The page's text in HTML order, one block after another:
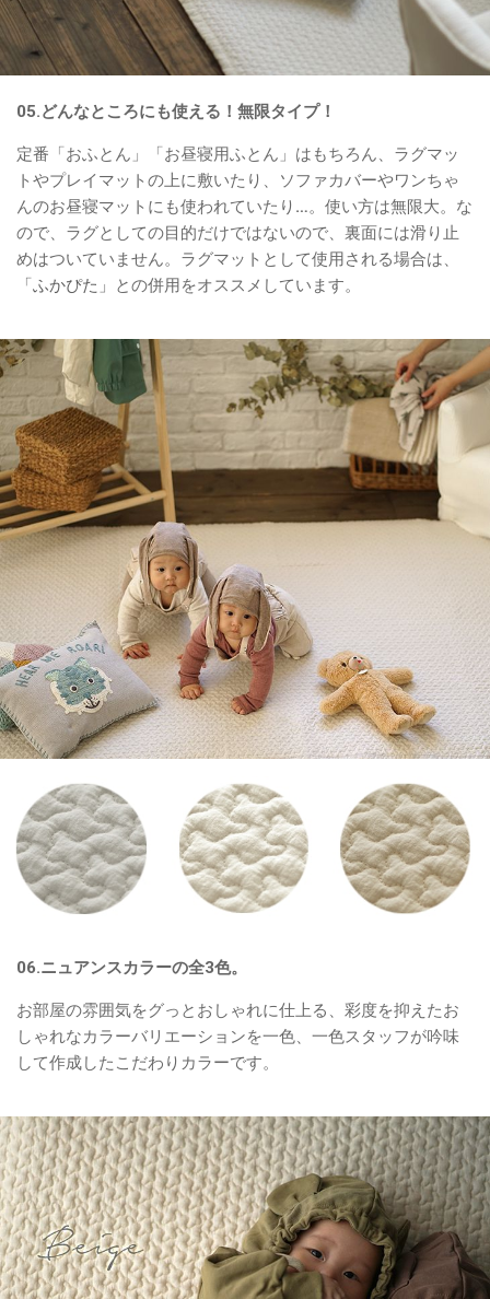
05.どんなところにも使える！無限タイプ！
定番「おふとん」「お昼寝用ふとん」はもちろん、ラグマッ
トやプレイマットの上に敷いたり、ソファカバーやワンちゃ
んのお昼寝マットにも使われていたり…。使い方は無限大。な
ので、ラグとしての目的だけではないので、裏面には滑り止
めはついていません。ラグマットとして使用される場合は、
「ふかぴた」
との併用をオススメしています。
06.ニュアンスカラーの全3色。
お部屋の雰囲気をグっとおしゃれに仕上る、彩度を抑えたお
しゃれなカラーバリエーションを一色、一色スタッフが吟味
して作成したこだわりカラーです。